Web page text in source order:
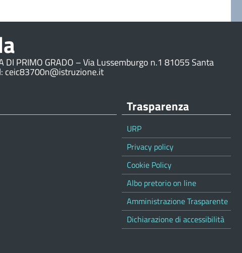
DI PRIMO GRADO – Via Lussemburgo n.1 81055 Santa
ceic83700n@istruzione.it
Trasparenza
URP
Privacy policy
Cookie Policy
Albo pretorio on line
Amministrazione Trasparente
Dichiarazione di accessibilità